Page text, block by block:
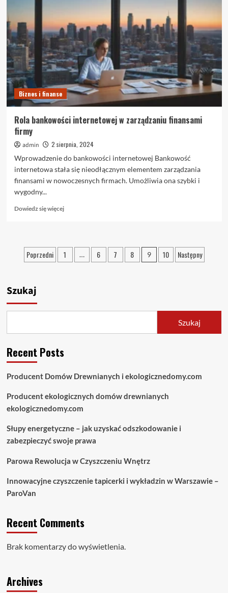
Biznes i finanse
Rola bankowości internetowej w zarządzaniu finansami
firmy
admin
2 sierpnia, 2024
Wprowadzenie do bankowości internetowej Bankowość
internetowa stała się nieodłącznym elementem zarządzania
finansami w nowoczesnych firmach. Umożliwia ona szybki i
wygodny...
Dowiedz się więcejDowiedz
Rola
bankowości
Stronicowanie
Poprzedni 1 … 6 7 8 9 10 Następny
Szukaj
Szukaj
Recent Posts
Producent Domów Drewnianych i ekologicznedomy.com
Producent ekologicznych domów drewnianych
ekologicznedomy.com
Słupy energetyczne – jak uzyskać odszkodowanie i
zabezpieczyć swoje prawa
Parowa Rewolucja w Czyszczeniu Wnętrz
Innowacyjne czyszczenie tapicerki i wykładzin w Warszawie –
ParoVan
Recent Comments
Brak komentarzy do wyświetlenia.
Archives